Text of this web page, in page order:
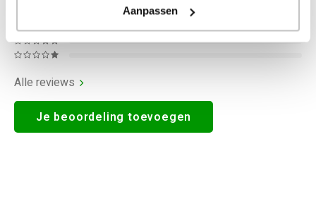
Aanpassen
Alle reviews
Je beoordeling toevoegen